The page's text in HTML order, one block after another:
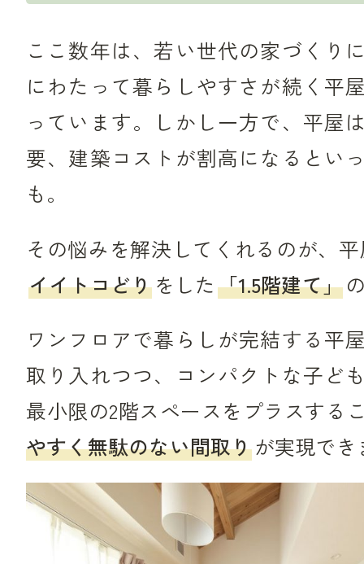
ここ数年は、若い世代の家づくり
にわたって暮らしやすさが続く平
っています。しかし一方で、平屋
要、建築コストが割高になるとい
も。
その悩みを解決してくれるのが、
イイトコどりをした「1.5階建て」
ワンフロアで暮らしが完結する平
取り入れつつ、コンパクトな子ど
最小限の2階スペースをプラスする
やすく無駄のない間取りが実現で